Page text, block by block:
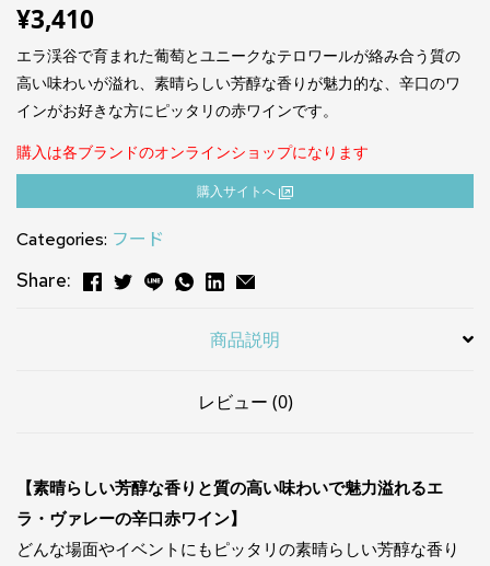
¥3,410
エラ渓谷で育まれた葡萄とユニークなテロワールが絡み合う質の
高い味わいが溢れ、素晴らしい芳醇な香りが魅力的な、辛口のワ
インがお好きな方にピッタリの赤ワインです。
購入は各ブランドのオンラインショップになります
購⼊サイトへ
Categories: フード
Share:
商品説明
レビュー (0)
【素晴らしい芳醇な香りと質の高い味わいで魅力溢れるエ
ラ・ヴァレーの辛口赤ワイン】
どんな場面やイベントにもピッタリの素晴らしい芳醇な香り